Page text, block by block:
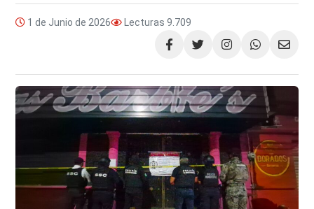
1 de Junio de 2026 Lecturas 9.709
Compartir